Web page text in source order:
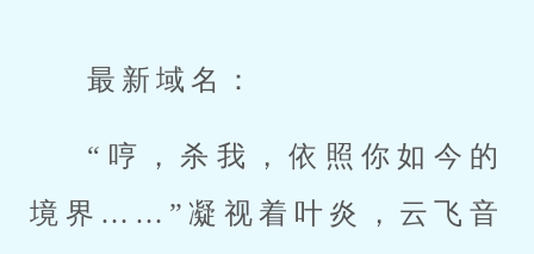
最新域名：
“哼，杀我，依照你如今的
境界……”凝视着叶炎，云飞音